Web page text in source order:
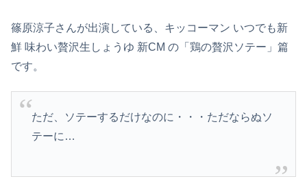
篠原涼子さんが出演している、キッコーマン いつでも新
鮮 味わい贅沢生しょうゆ 新CM の「鶏の贅沢ソテー」篇
です。
ただ、ソテーするだけなのに・・・ただならぬソ
テーに…